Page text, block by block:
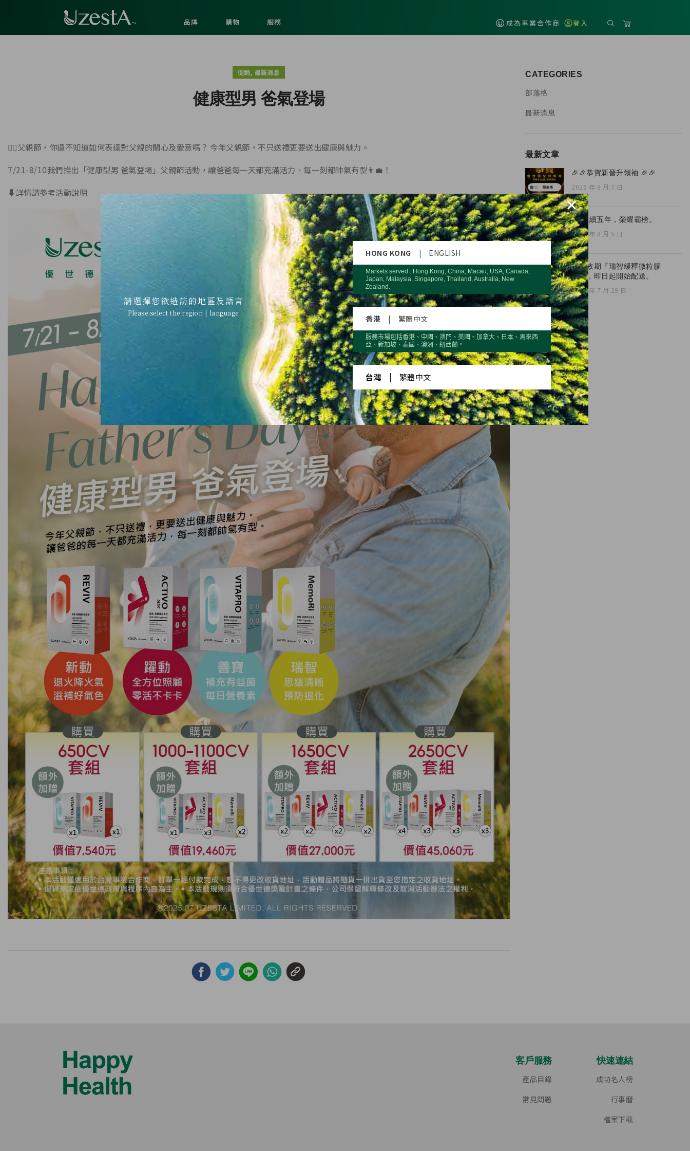
品牌 購物 服務 成為事業合作商 登入
促銷, 最新消息
健康型男 爸氣登場
🤵‍♂️父親節，你還不知道如何表達對父親的關心及愛意嗎？ 今年父親節，不只送禮更要送出健康與魅力。
7/21-8/10我們推出「健康型男 爸氣登場」父親節活動，讓爸爸每一天都充滿活力、每一刻都帥氣有型👨‍💼！
⬇️詳情請參考活動說明
CATEGORIES
部落格
最新消息
最新文章
🎉🎉恭賀新晉升領袖 🎉🎉
2026 年 8 月 7 日
🏆 連續五年，榮耀霸榜。
2026 年 8 月 5 日
全新效期『瑞智緩釋微粒膠
囊』，即日起開始配送。
2026 年 7 月 29 日
客戶服務
產品目錄
常見問題
快速連結
成功名人榜
行事曆
檔案下載
×
請選擇您欲造訪的地區及語言
Please select the region | language
HONG KONG | ENGLISH
Markets served : Hong Kong, China, Macau, USA, Canada,
Japan, Malaysia, Singapore, Thailand, Australia, New
Zealand.
香港 | 繁體中文
服務市場包括香港、中國、澳門、美國、加拿大、日本、馬來西
亞、新加坡、泰國、澳洲、紐西蘭。
台灣 繁體中文